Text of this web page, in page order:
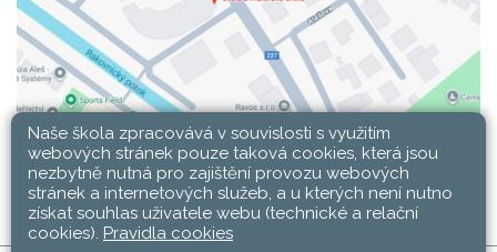
Naše škola zpracovává v souvislosti s využitím
webových stránek pouze taková cookies, která jsou
nezbytně nutná pro zajištění provozu webových
stránek a internetových služeb, a u kterých není nutno
získat souhlas uživatele webu (technické a relační
cookies). Pravidla cookies